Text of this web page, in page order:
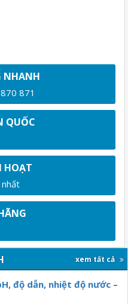
NHANH
871
QUỐC
HOẠT
xem tất cả
độ dẫn, nhiệt độ nước –